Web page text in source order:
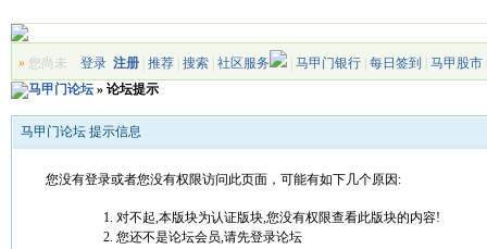
»您尚未 登录 注册| 推荐| 搜索| 社区服务 | 马甲门银行| 每日签到 马甲股市
马甲门论坛» 论坛提示
马甲门论坛 提示信息
您没有登录或者您没有权限访问此页面，可能有如下几个原因:
对不起,本版块为认证版块,您没有权限查看此版块的内容!
您还不是论坛会员,请先登录论坛